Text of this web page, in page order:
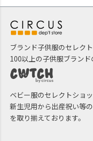
ブランド子供服のセレクト
100以上の子供服ブランド
ベビー服のセレクトショッ
新生児用から出産祝い等
を取り揃えております。